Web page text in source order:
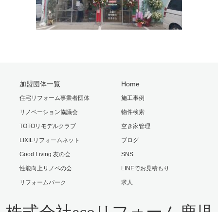
加盟団体一覧
住宅リフォーム事業者団体
リノベーション協議会
TOTOリモデルクラブ
LIXILリフォームネット
Good Living 友の会
性能向上リノベの会
リフォームパーク
Home
施工事例
物件検索
空き家管理
ブログ
SNS
LINEでお見積もり
求人